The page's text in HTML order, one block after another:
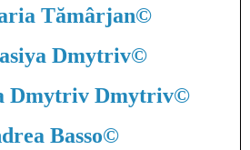
Tămârjan©
Dmytriv©
Dmytriv Dmytriv©
Basso©